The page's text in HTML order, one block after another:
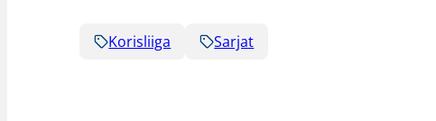
Korisliiga Sarjat